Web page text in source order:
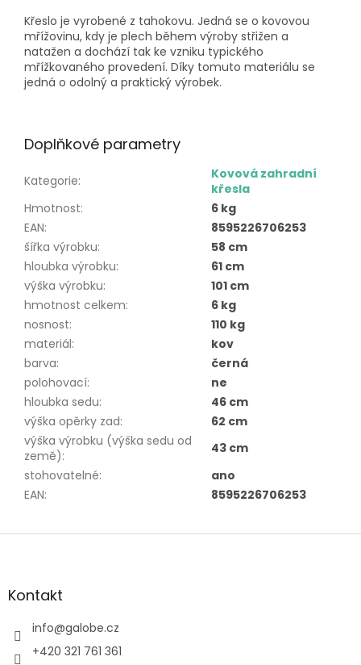
Křeslo je vyrobené z tahokovu. Jedná se o kovovou
mřížovinu, kdy je plech během výroby střižen a
natažen a dochází tak ke vzniku typického
mřížkovaného provedení. Díky tomuto materiálu se
jedná o odolný a praktický výrobek.
Doplňkové parametry
Kategorie:
Kovová zahradní
křesla
Hmotnost:
6 kg
EAN:
8595226706253
šířka výrobku:
58 cm
hloubka výrobku:
61 cm
výška výrobku:
101 cm
hmotnost celkem:
6 kg
nosnost:
110 kg
materiál:
kov
barva:
černá
polohovací:
ne
hloubka sedu:
46 cm
výška opěrky zad:
62 cm
výška výrobku (výška sedu od
země):
43 cm
stohovatelné:
ano
EAN: 8595226706253
Z
aKontakt
info@galobe.cz
+420 321 761 361